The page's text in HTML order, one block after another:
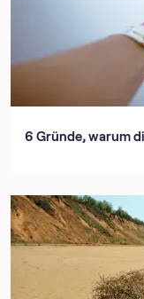
6 Gründe, warum